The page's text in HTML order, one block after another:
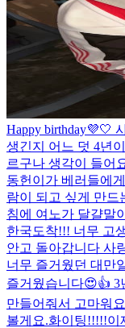
Happy birthday💜🤍
생긴지 어느 덧 4년
르구나 생각이 들어
동헌이가 베러들에
람이 되고 싶게 만드
침에 여노가 달걀말
한국도착!!! 너무 고
안고 돌아갑니다 사
너무 즐거웠던 대만
즐거웠습니다😍👍 3
만들어줘서 고마워
볼게요.화이팅!!!!!이